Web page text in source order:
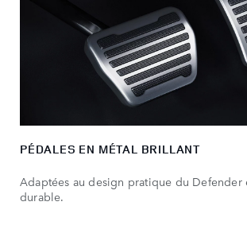
PÉDALES EN MÉTAL BRILLANT
Adaptées au design pratique du Defender
durable.